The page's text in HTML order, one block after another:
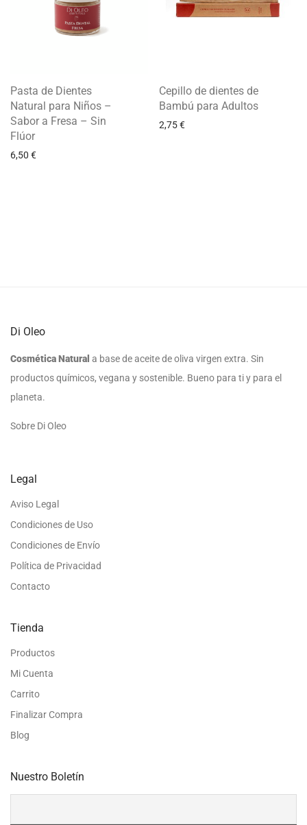
Pasta de Dientes
Natural para Niños –
Sabor a Fresa – Sin
Flúor
6,50 €
Cepillo de dientes de
Bambú para Adultos
2,75€
Di Oleo
Cosmética Natural a base de aceite de oliva virgen extra. Sin
productos químicos, vegana y sostenible. Bueno para ti y para el
planeta.
Sobre Di Oleo
Legal
Aviso Legal
Condiciones de Uso
Condiciones de Envío
Política de Privacidad
Contacto
Tienda
Productos
Mi Cuenta
Carrito
Finalizar Compra
Blog
Nuestro Boletín